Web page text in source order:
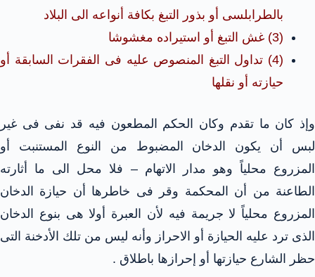
بالطرابلسى أو بذور التبغ بكافة أنواعه الى البلاد
(3) غش التبغ أو استيراده مغشوشا
(4) تداول التبغ المنصوص عليه فى الفقرات السابقة أو
حيازته أو نقلها
وإذ كان ما تقدم وكان الحكم المطعون فيه قد نفى فى غير
لبس أن يكون الدخان المضبوط من النوع المستنبت أو
المزروع محلياً وهو مدار الاتهام – فلا محل الى ما أثارته
الطاعنة من أن المحكمة وقر فى خاطرها أن حيازة الدخان
المزروع محلياً لا جريمة فيه لأن العبرة أولا هى بنوع الدخان
الذى ترد عليه الحيازة أو الاحراز وأنه ليس من تلك الأدخنة التى
حظر الشارع حيازتها أو إحرازها باطلاق .